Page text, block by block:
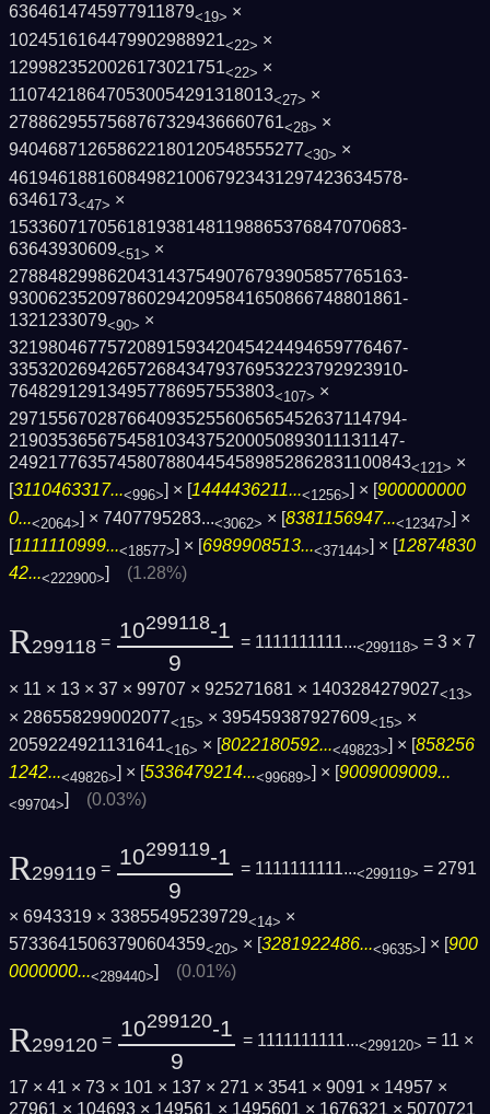
6364614745977911879<19> ×
1024516164479902988921<22> ×
1299823520026173021751<22> ×
110742186470530054291318013<27> ×
2788629557568767329436660761<28> ×
940468712658622180120548555277<30> ×
4619461881608498210067923431297423634578­
6346173<47> ×
1533607170561819381481198865376847070683­
63643930609<51> ×
2788482998620431437549076793905857765163­
9300623520978602942095841650866748801861­
1321233079<90> ×
3219804677572089159342045424494659776467­
3353202694265726843479376953223792923910­
764829129134957786957553803<107> ×
2971556702876640935255606565452637114794­
2190353656754581034375200050893011131147­
2492177635745807880445458985286283110084­3<121> ×
3110463317...<996> ] × [ 1444436211...<1256> ] × [ 900000000
0...<2064>] × 7407795283...<3062> × [8381156947...<12347>] ×
[1111110999...<18577>] × [6989908513...<37144>] × [12874830
42...<222900>] (1.28%)
R299118 = 10299118-1
9
= 1111111111...<299118> = 3 × 7
× 11 × 13 × 37 × 99707 × 925271681 × 1403284279027<13>
× 286558299002077<15> × 395459387927609<15> ×
2059224921131641<16> × [8022180592...<49823>] × [858256
1242...<49826>] × [5336479214...<99689>] × [9009009009...
<99704>] (0.03%)
R299119 = 10299119-1
9
= 1111111111...<299119> = 2791
× 6943319 × 33855495239729<14> ×
57336415063790604359<20> × [3281922486...<9635>] × [900
0000000...<289440>] (0.01%)
R299120 = 10299120-1
9
= 1111111111...<299120> = 11 ×
17 × 41 × 73 × 101 × 137 × 271 × 3541 × 9091 × 14957 ×
27961 × 104693 × 149561 × 1495601 × 1676321 × 5070721